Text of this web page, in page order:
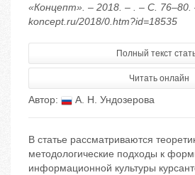
«Концепт». – 2018. – . – С. 76–80.
koncept.ru/2018/0.htm?id=18535
Полный текст
Читать онлайн
Автор: А. Н. Ундозерова
В статье рассматриваются
методологические подходы к
информационной культуры